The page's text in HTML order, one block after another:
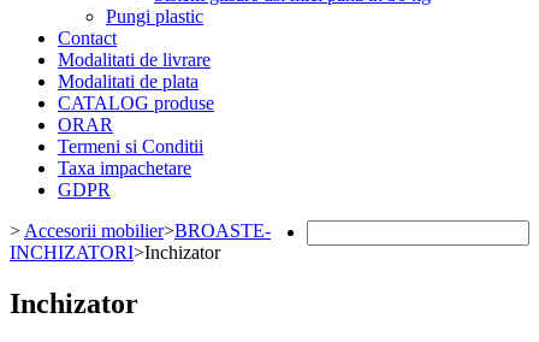
Pungi plastic
Contact
Modalitati de livrare
Modalitati de plata
CATALOG produse
ORAR
Termeni si Conditii
Taxa impachetare
GDPR
> Accesorii mobilier>BROASTE-
INCHIZATORI>Inchizator
Inchizator